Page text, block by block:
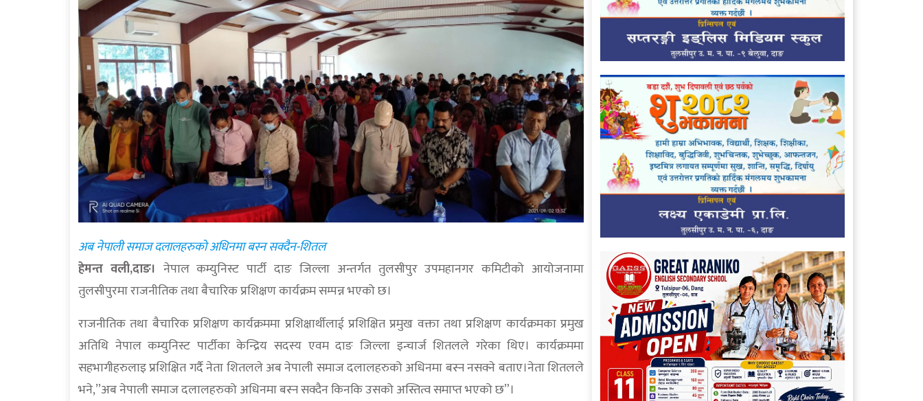
अब नेपाली समाज दलालहरुको अधिनमा बस्न सक्दैन-शितल
हेमन्त वली,दाङ। नेपाल कम्युनिस्ट पार्टी दाङ जिल्ला अन्तर्गत तुलसीपुर उपमहानगर कमिटीको आयोजनामा
तुलसीपुरमा राजनीतिक तथा बैचारिक प्रशिक्षण कार्यक्रम सम्पन्न भएको छ।
राजनीतिक तथा बैचारिक प्रशिक्षण कार्यक्रममा प्रशिक्षार्थीलाई प्रशिक्षित प्रमुख वक्ता तथा प्रशिक्षण कार्यक्रमका प्रमुख
अतिथि नेपाल कम्युनिस्ट पार्टीका केन्द्रिय सदस्य एवम दाङ जिल्ला इन्चार्ज शितलले गरेका थिए। कार्यक्रममा
सहभागीहरुलाइ प्रशिक्षित गर्दै नेता शितलले अब नेपाली समाज दलालहरुको अधिनमा बस्न नसक्ने बताए।नेता शितलले
भने,”अब नेपाली समाज दलालहरुको अधिनमा बस्न सक्दैन किनकि उसको अस्तित्व समाप्त भएको छ”।